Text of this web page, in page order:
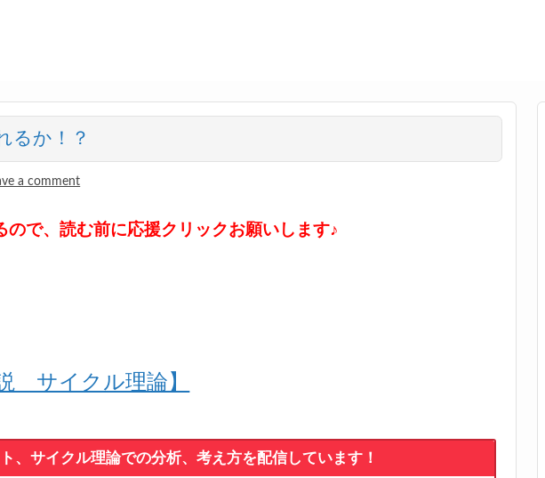
るか！？
a comment
で、読む前に応援クリックお願いします♪
サイクル理論】
、サイクル理論での分析、考え方を配信しています！